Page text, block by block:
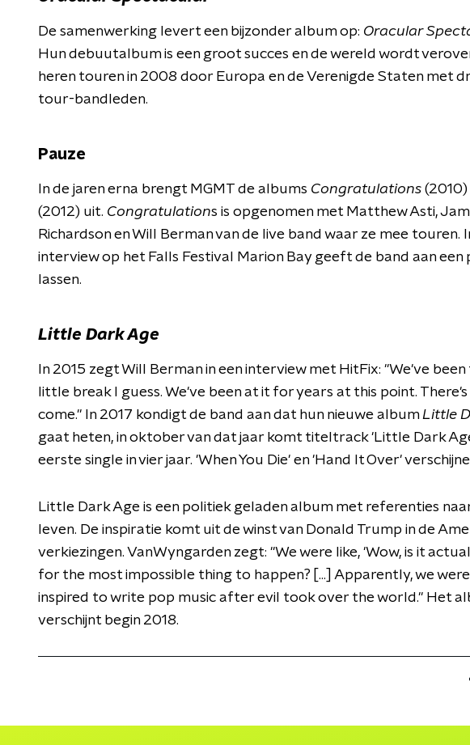
De samenwerking levert een bijzonder album op: Oracular
Hun debuutalbum is een groot succes en de wereld wordt
heren touren in 2008 door Europa en de Verenigde Staten met
tour-bandleden.
Pauze
In de jaren erna brengt MGMT de albums Congratulations
(2012) uit. Congratulations is opgenomen met Matthew Asti,
Richardson en Will Berman van de live band waar ze mee touren.
interview op het Falls Festival Marion Bay geeft de band aan een
lassen.
Little Dark Age
In 2015 zegt Will Berman in een interview met HitFix: "We've
little break I guess. We've been at it for years at this point.
come." In 2017 kondigt de band aan dat hun nieuwe albumLittle
gaat heten, in oktober van dat jaar komt titeltrack 'Little Dark
eerste single in vier jaar. 'When You Die' en 'Hand It Over'
Little Dark Age is een politiek geladen album met referenties
leven. De inspiratie komt uit de winst van Donald Trump in de
verkiezingen. VanWyngarden zegt: "We were like, 'Wow, is it
for the most impossible thing to happen? [...] Apparently, we
inspired to write pop music after evil took over the world." Het
verschijnt begin 2018.